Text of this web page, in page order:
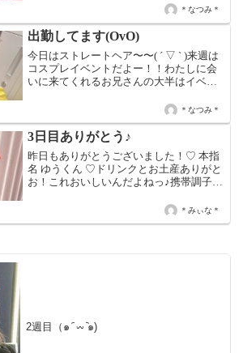
これまた久しぶり?前半暇してると思いま
＊なつみ＊
出勤してます(OvO)
今日はストレートヘア〜〜( ´ ▽ ` )来週は
コスプレイベントだよー！！わたしに会
いに来てくれるお兄さんの大半はイベン
会いに来てください（ ; ; ）笑
＊なつみ＊
3日目ありがとう♪
昨日もありがとうございました！♡ 本指
名 ゆうくん ♡ドリンクとお土産ありがと
お！これおいしいんだよねっ♪携帯調子よ
♡40分延長とドリンク2杯ありがとう♪相
変わらず笑顔とらぶちゅーがすてき～
＊みぃな＊
2週目（๑ ᷇ 𖥦 ᷆๑)